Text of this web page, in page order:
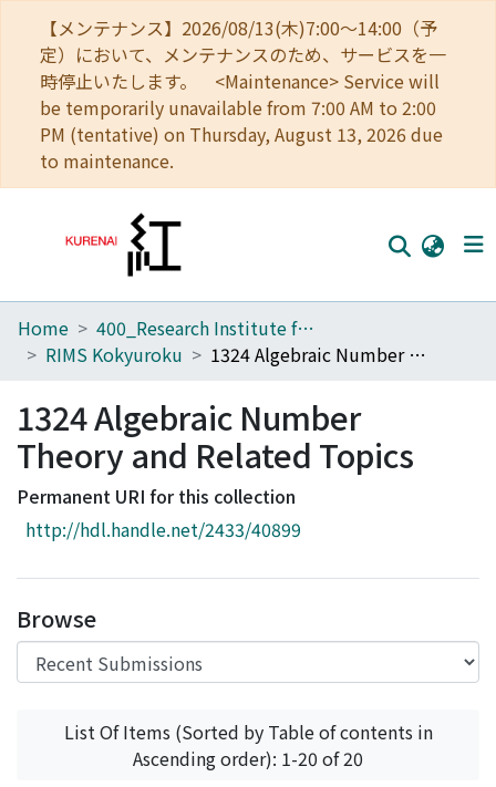
【メンテナンス】2026/08/13(木)7:00～14:00（予
定）において、メンテナンスのため、サービスを一
時停止いたします。 <Maintenance> Service will
be temporarily unavailable from 7:00 AM to 2:00
PM (tentative) on Thursday, August 13, 2026 due
to maintenance.
Home
Browse
Download Ranking
Access Statistics
Home
400_Research Institute for Mathematical Sciences
RIMS Kokyuroku
1324 Algebraic Number Theory and Related Topics
1324 Algebraic Number
Theory and Related Topics
Permanent URI for this collection
http://hdl.handle.net/2433/40899
Browse
List Of Items (Sorted by Table of contents in
Ascending order): 1-20 of 20